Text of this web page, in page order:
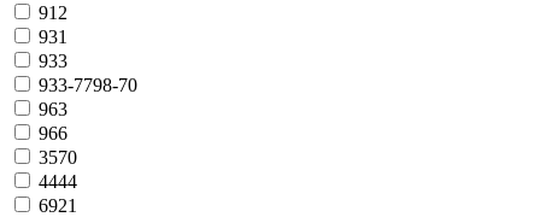
912
931
933
933-7798-70
963
966
3570
4444
6921